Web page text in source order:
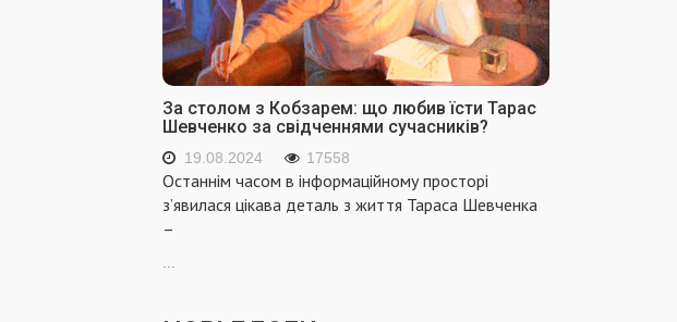
За столом з Кобзарем: що любив їсти Тарас
Шевченко за свідченнями сучасників?
19.08.2024 17558
Останнім часом в інформаційному просторі
з’явилася цікава деталь з життя Тараса Шевченка
–
...